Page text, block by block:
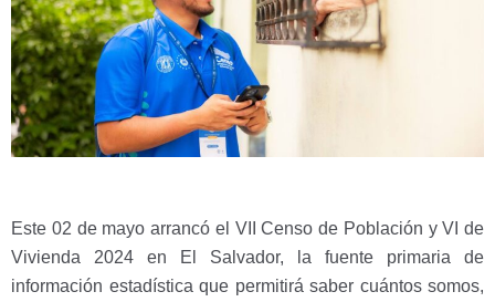
Este 02 de mayo arrancó el VII Censo de Población y VI de
Vivienda 2024 en El Salvador, la fuente primaria de
información estadística que permitirá saber cuántos somos,